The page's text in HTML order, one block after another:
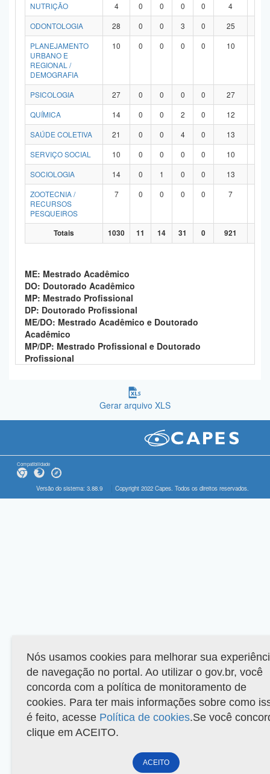
NUTRIÇÃO 4 0 0 0 0 4
ODONTOLOGIA
28 0 0 3 0 25
PLANEJAMENTO
URBANO E
REGIONAL /
DEMOGRAFIA
10 0 0 0 0 10
PSICOLOGIA 27 0 0 0 0 27
QUÍMICA
14 0 0 2 0 12
SAÚDE COLETIVA
21 0 0 4 0 13
SERVIÇO SOCIAL
10 0 0 0 0 10
SOCIOLOGIA
14 0 1 0 0 13
ZOOTECNIA /
RECURSOS
PESQUEIROS
7 0 0 0 0 7
Totais 1030 11 14 31 0 921
ME: Mestrado Acadêmico
DO: Doutorado Acadêmico
MP: Mestrado Profissional
DP: Doutorado Profissional
ME/DO: Mestrado Acadêmico e Doutorado
Acadêmico
MP/DP: Mestrado Profissional e Doutorado
Profissional
Gerar arquivo XLS
Compatibilidade
Versão do sistema: 3.88.9 Copyright 2022 Capes. Todos os direitos reservados.
Nós usamos cookies para melhorar sua
de navegação no portal. Ao utilizar o gov.br, você
concorda com a política de monitoramento de
cookies. Para ter mais informações sobre como
é feito, acesse Política de cookies.Se você
clique em ACEITO.
ACEITO